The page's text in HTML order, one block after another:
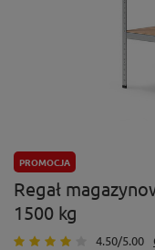
PROMOCJA
Regał
1500 kg
4.50/5.00